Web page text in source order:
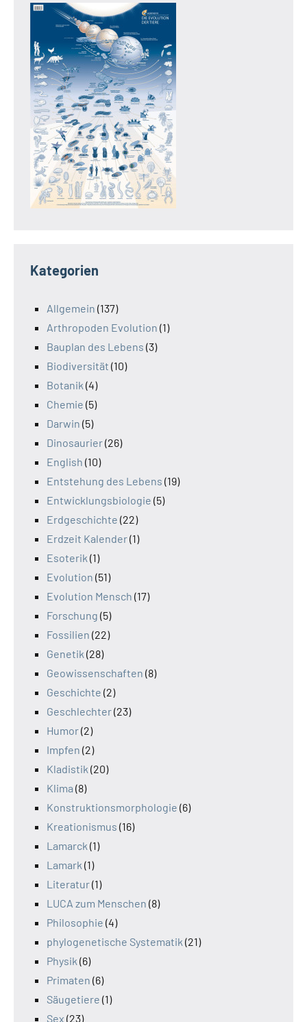
Kategorien
Allgemein (137)
Arthropoden Evolution (1)
Bauplan des Lebens (3)
Biodiversität (10)
Botanik (4)
Chemie (5)
Darwin (5)
Dinosaurier(26)
English (10)
Entstehung des Lebens (19)
Entwicklungsbiologie (5)
Erdgeschichte (22)
Erdzeit Kalender(1)
Esoterik (1)
Evolution (51)
Evolution Mensch (17)
Forschung (5)
Fossilien (22)
Genetik (28)
Geowissenschaften (8)
Geschichte (2)
Geschlechter(23)
Humor(2)
Impfen (2)
Kladistik (20)
Klima (8)
Konstruktionsmorphologie (6)
Kreationismus (16)
Lamarck (1)
Lamark (1)
Literatur(1)
LUCA zum Menschen (8)
Philosophie (4)
phylogenetische Systematik (21)
Physik (6)
Primaten (6)
Säugetiere (1)
Sex (23)